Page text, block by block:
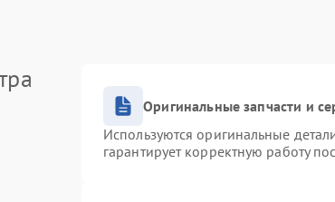
Оригинальные запчасти и
Используются оригинальные
гарантирует корректную работу